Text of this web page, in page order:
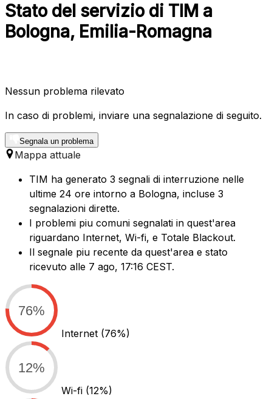
Stato del servizio di TIM a
Bologna, Emilia-Romagna
Nessun problema rilevato
In caso di problemi, inviare una segnalazione di seguito.
Segnala un problema
Mappa attuale
TIM ha generato 3 segnali di interruzione nelle
ultime 24 ore intorno a Bologna, incluse 3
segnalazioni dirette.
I problemi piu comuni segnalati in quest'area
riguardano Internet, Wi-fi, e Totale Blackout.
Il segnale piu recente da quest'area e stato
ricevuto alle 7 ago, 17:16 CEST.
76%
Internet (76%)
12%
Wi-fi (12%)